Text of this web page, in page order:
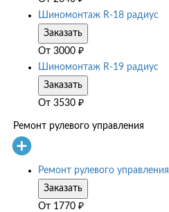
Шиномонтаж R-18 радиус
Заказать
От 3000 ₽
Шиномонтаж R-19 радиус
Заказать
От 3530 ₽
Ремонт рулевого управления
Ремонт рулевого управления
Заказать
От 1770 ₽